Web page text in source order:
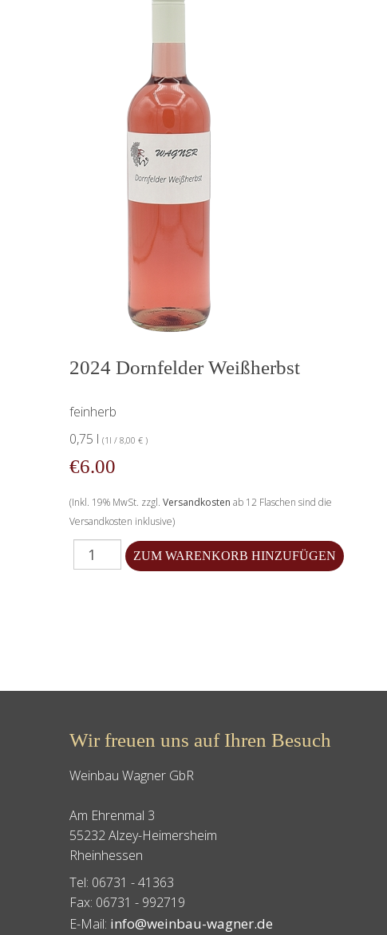
2024 Dornfelder Weißherbst
feinherb
0,75 l (1l / 8,00 € )
€6.00
(Inkl. 19% MwSt. zzgl. Versandkosten ab 12 Flaschen sind die
Versandkosten inklusive)
Menge für 2024 Dornfelder Weißherbst
Wir freuen uns auf Ihren Besuch
Weinbau Wagner GbR
Am Ehrenmal 3
55232 Alzey-Heimersheim
Rheinhessen
Tel: 06731 - 41363
Fax: 06731 - 992719
E-Mail: info@weinbau-wagner.de